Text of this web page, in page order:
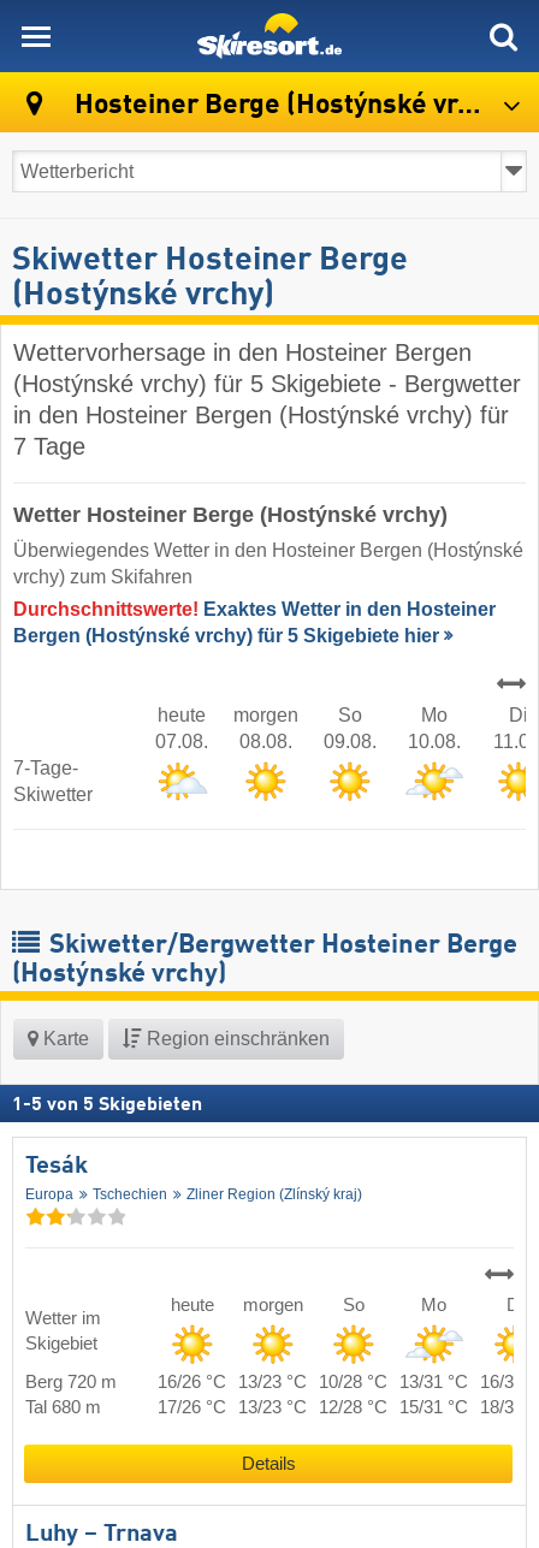
Hosteiner Berge (Hostýnské vrchy)
Skiwetter Hosteiner Berge
(Hostýnské vrchy)
Wettervorhersage in den Hosteiner Bergen
(Hostýnské vrchy) für 5 Skigebiete - Bergwetter
in den Hosteiner Bergen (Hostýnské vrchy) für
7 Tage
Wetter Hosteiner Berge (Hostýnské vrchy)
Überwiegendes Wetter in den Hosteiner Bergen (Hostýnské
vrchy) zum Skifahren
Durchschnittswerte! Exaktes Wetter in den Hosteiner
Bergen (Hostýnské vrchy) für 5 Skigebiete hier
heute
07.08.
morgen
08.08.
So
09.08.
Mo
10.08.
Di
7-Tage-
Skiwetter
Skiwetter/Bergwetter Hosteiner Berge
(Hostýnské vrchy)
Karte Region einschränken
1 -5 von 5 Skigebieten
Tesák
Europa Tschechien Zliner Region (Zlínský kraj)
Wetter im
Skigebiet
heute morgen So Mo Di
Berg 720 m 16/26 °C 13/23 °C 10/28 °C 13/31 °C
16/31
Tal 680 m
17/26 °C 13/23 °C 12/28 °C 15/31 °C 18/31
Details
Luhy – Trnava